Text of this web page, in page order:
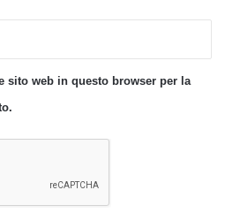
sito web in questo browser per la